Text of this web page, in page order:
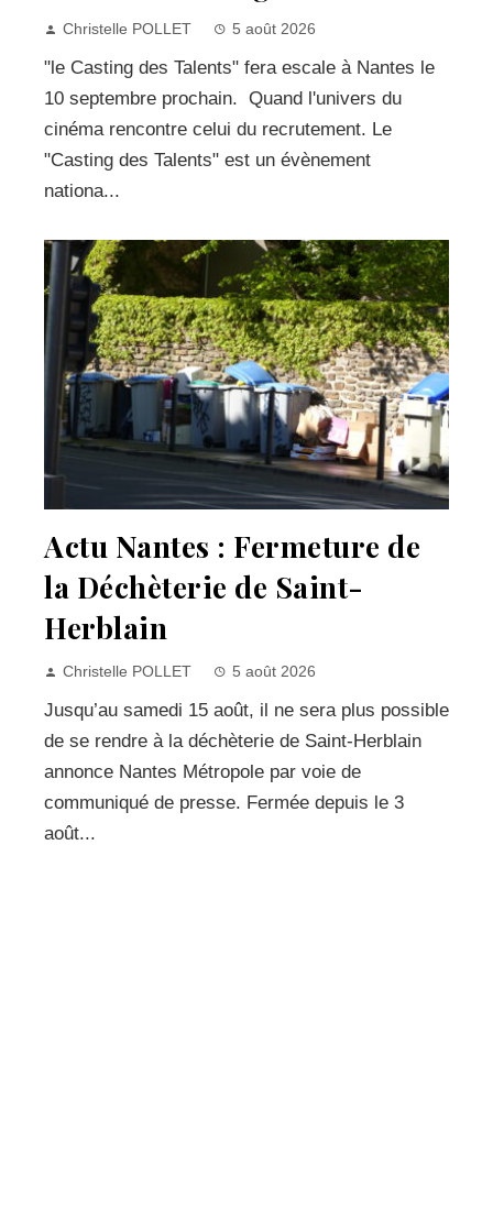
Christelle POLLET 5 août 2026
"le Casting des Talents" fera escale à Nantes le
10 septembre prochain. Quand l'univers du
cinéma rencontre celui du recrutement. Le
"Casting des Talents" est un évènement
nationa...
Actu Nantes : Fermeture de
la Déchèterie de Saint-
Herblain
Christelle POLLET 5 août 2026
Jusqu’au samedi 15 août, il ne sera plus possible
de se rendre à la déchèterie de Saint-Herblain
annonce Nantes Métropole par voie de
communiqué de presse. Fermée depuis le 3
août...